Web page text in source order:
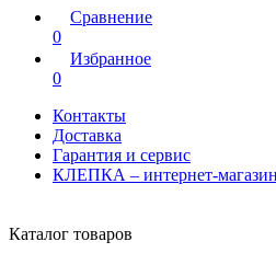
Сравнение
0
Избранное
0
Контакты
Доставка
Гарантия и сервис
КЛЕПКА – интернет-магазин
Каталог товаров